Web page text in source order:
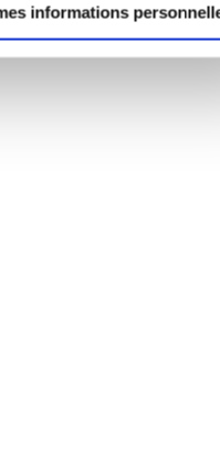
informations